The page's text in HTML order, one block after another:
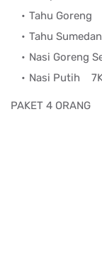
Tahu Goreng
Tahu
Nasi Goreng
Nasi Putih
PAKET 4 ORANG